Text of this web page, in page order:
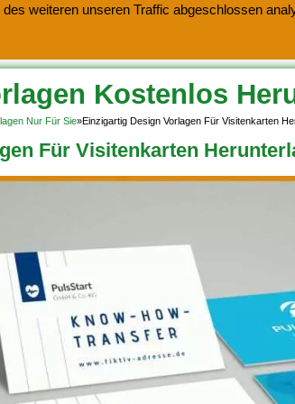
weiteren unseren Traffic abgeschlossen
Kostenlos
Nur Für Sie»Einzigartig Design Vorlagen Für Visitenkarten
Für Visitenkarten